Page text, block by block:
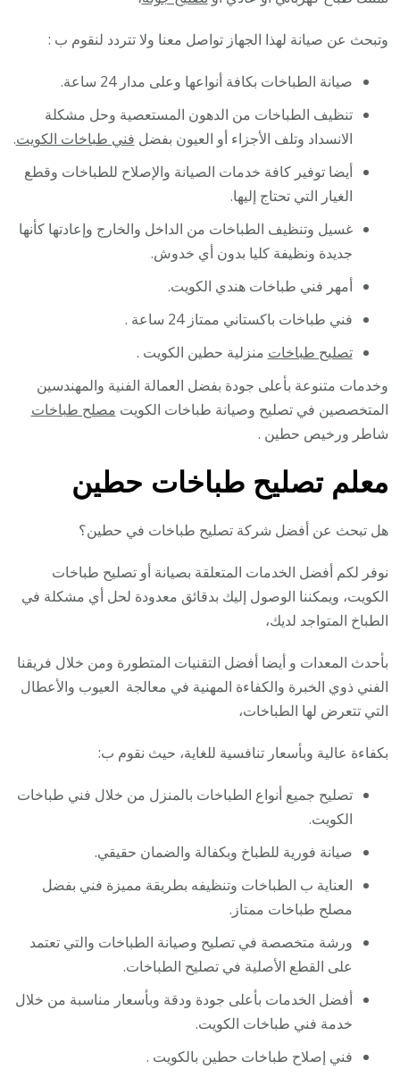
وتبحث عن صيانة لهذا الجهاز تواصل معنا ولا تتردد لنقوم ب :
صيانة الطباخات بكافة أنواعها وعلى مدار 24 ساعة.
تنظيف الطباخات من الدهون المستعصية وحل مشكلة
الانسداد وتلف الأجزاء أو العيون بفضل فني طباخات الكويت.
أيضا توفير كافة خدمات الصيانة والإصلاح للطباخات وقطع
الغيار التي تحتاج إليها.
غسيل وتنظيف الطباخات من الداخل والخارج وإعادتها كأنها
جديدة ونظيفة كليا بدون أي خدوش.
أمهر فني طباخات هندي الكويت.
فني طباخات باكستاني ممتاز 24 ساعة .
تصليح طباخات منزلية حطين الكويت .
وخدمات متنوعة بأعلى جودة بفضل العمالة الفنية والمهندسين
المتخصصين في تصليح وصيانة طباخات الكويت مصلح طباخات
شاطر ورخيص حطين .
معلم تصليح طباخات حطين
هل تبحث عن أفضل شركة تصليح طباخات في حطين؟
نوفر لكم أفضل الخدمات المتعلقة بصيانة أو تصليح طباخات
الكويت، ويمكننا الوصول إليك بدقائق معدودة لحل أي مشكلة في
الطباخ المتواجد لديك،
بأحدث المعدات و أيضا أفضل التقنيات المتطورة ومن خلال فريقنا
الفني ذوي الخبرة والكفاءة المهنية في معالجة العيوب والأعطال
التي تتعرض لها الطباخات،
بكفاءة عالية وبأسعار تنافسية للغاية، حيث نقوم ب:
تصليح جميع أنواع الطباخات بالمنزل من خلال فني طباخات
الكويت.
صيانة فورية للطباخ وبكفالة والضمان حقيقي.
العناية ب الطباخات وتنظيفه بطريقة مميزة فني بفضل
مصلح طباخات ممتاز.
ورشة متخصصة في تصليح وصيانة الطباخات والتي تعتمد
على القطع الأصلية في تصليح الطباخات.
أفضل الخدمات بأعلى جودة ودقة وبأسعار مناسبة من خلال
خدمة فني طباخات الكويت.
فني إصلاح طباخات حطين بالكويت .